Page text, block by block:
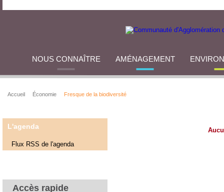
NOUS CONNAÎTRE AMÉNAGEMENT
Accueil Économie Fresque de la biodiversité
L'agenda
Flux RSS de l'agenda
Accès rapide